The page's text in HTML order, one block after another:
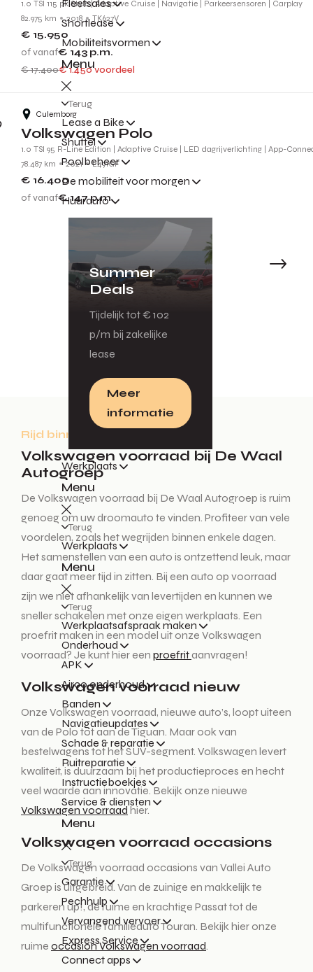
Fleetsales
Shortlease
Mobiliteitsvormen
Menu
Terug
Lease a Bike
Shuttel
Poolbeheer
De mobiliteit voor morgen
Huurauto
Summer
Deals
Tijdelijk tot € 102
p/m bij zakelijke
lease
Meer
informatie
Werkplaats
Menu
Terug
Werkplaats
Menu
Terug
Werkplaatsafspraak maken
Onderhoud
APK
Airco onderhoud
Banden
Navigatieupdates
Schade & reparatie
Ruitreparatie
Instructieboekjes
Service & diensten
Menu
Terug
Garantie
Pechhulp
Vervangend vervoer
Express Service
Connect apps
1.0 TSI 115 pk Style | Adaptive Cruise | Navigatie | Parkeersensoren | Carplay
82.975 km
2018 TK627V
€ 15.950
of vanaf€ 143 p.m.
€ 17.400€ 1.450 voordeel
Culemborg
Volkswagen Polo
1.0 TSI 95 R-Line Edition | Adaptive Cruise | LED dagrijverlichting | App-
78.487 km
2021 L491GF
€ 16.400
of vanaf€ 147p.m.
2 ...
Filteren
Rijd binnen enkele dagen weg!
Volkswagen voorraad bij De Waal
Autogroep
De Volkswagen voorraad bij De Waal Autogroep is ruim
genoeg om uw droomauto te vinden. Profiteer van vele
voordelen, zoals het wegrijden binnen enkele dagen.
Het samenstellen van een auto is ontzettend leuk, maar
daar gaat meer tijd in zitten. Bij een auto op voorraad
zijn we niet afhankelijk van levertijden en kunnen we
sneller schakelen met onze eigen werkplaats. Een
proefrit maken in een model uit onze Volkswagen
voorraad? Je kunt hier een proefritaanvragen!
Volkswagen voorraad nieuw
Onze Volkswagen voorraad, nieuwe auto’s, loopt uiteen
van de Polo tot aan de Tiguan. Maar ook van
bestelwagens tot het SUV-segment. Volkswagen levert
kwaliteit, is duurzaam bij het productieproces en hecht
veel waarde aan innovatie. Bekijk onze nieuwe
Volkswagen voorraadhier.
Volkswagen voorraad occasions
De Volkswagen voorraad occasions van Vallei Auto
Groep is uitgebreid. Van de zuinige en makkelijk te
parkeren up!, de ruime en krachtige Passat tot de
multifunctionele familieauto Touran. Bekijk hier onze
ruime occasion Volkswagen voorraad